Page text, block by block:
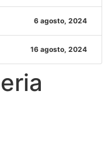
6 agosto, 2024
16 agosto, 2024